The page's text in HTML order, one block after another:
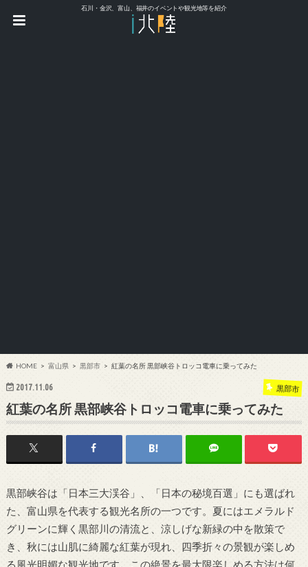
石川・金沢、富山、福井のイベントや観光地等を紹介
HOME 富山県 黒部市 紅葉の名所 黒部峡谷トロッコ電車に乗ってみた
2017.11.06 黒部市
紅葉の名所 黒部峡谷トロッコ電車に乗ってみた
黒部峡谷は「日本三大渓谷」、「日本の秘境百選」にも選ばれ
た、富山県を代表する観光名所の一つです。夏にはエメラルド
グリーンに輝く黒部川の清流と、涼しげな新緑の中を散策で
き、秋には山肌に綺麗な紅葉が現れ、四季折々の景観が楽しめ
る風光明媚な観光地です。この絶景を最大限楽しめる方法は何